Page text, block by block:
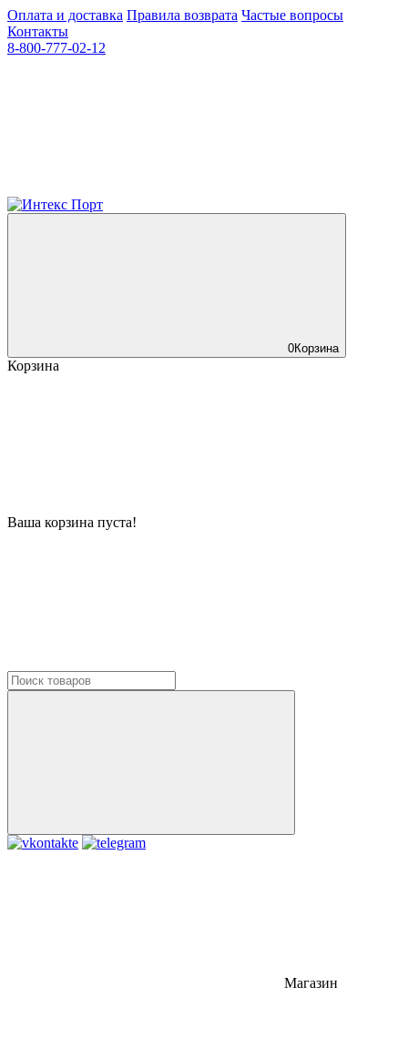
Оплата и доставка Правила возврата Частые вопросы
Контакты
8-800-777-02-12
0Корзина
Корзина
Ваша корзина пуста!
Магазин